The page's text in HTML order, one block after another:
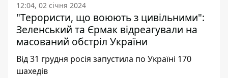
12:04, 02 січня 2024
"Терористи, що воюють з цивільними":
Зеленський та Єрмак відреагували на
масований обстріл України
Від 31 грудня росія запустила по Україні 170
шахедів